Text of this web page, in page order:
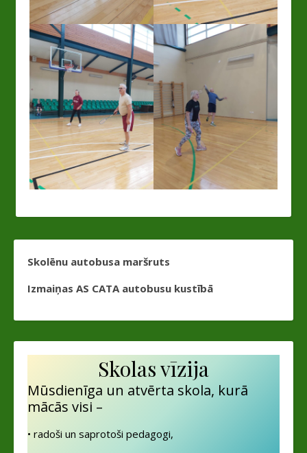
Skolēnu autobusa maršruts
Izmaiņas AS CATA autobusu kustībā
Skolas vīzija
Mūsdienīga un atvērta skola, kurā
mācās visi –
• radoši un saprotoši pedagogi,